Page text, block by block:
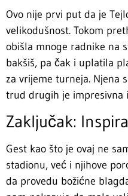
Ovo nije prvi put da je
velikodušnost. Tokom
obišla mnoge radnike na
bakšiš, pa čak i uplatila
za vrijeme turneja. Njena
trud drugih je impresivna
Zaključak:
Gest kao što je ovaj ne
stadionu, već i njihove
da provedu božićne